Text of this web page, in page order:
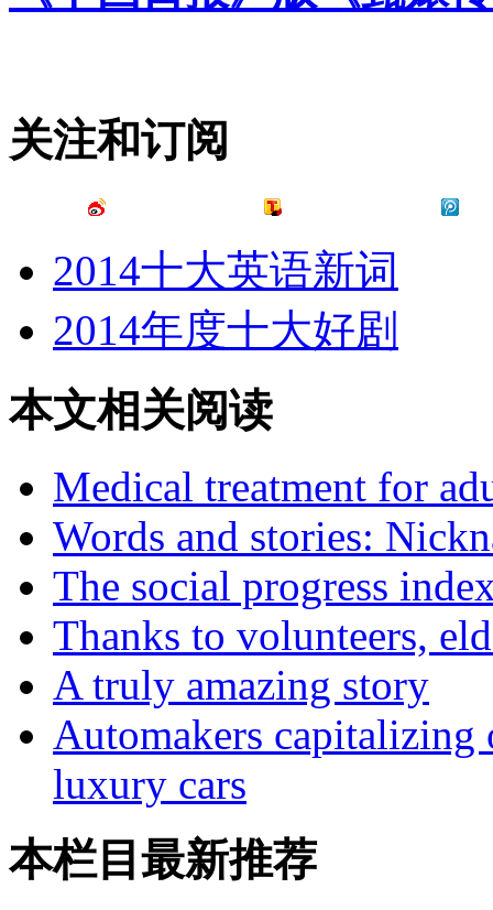
关注和订阅
2014十大英语新词
2014年度十大好剧
本文相关阅读
Medical treatment for
Words and stories:
The social progress
Thanks to volunteers,
A truly amazing story
Automakers capitalizing
luxury cars
本栏目最新推荐